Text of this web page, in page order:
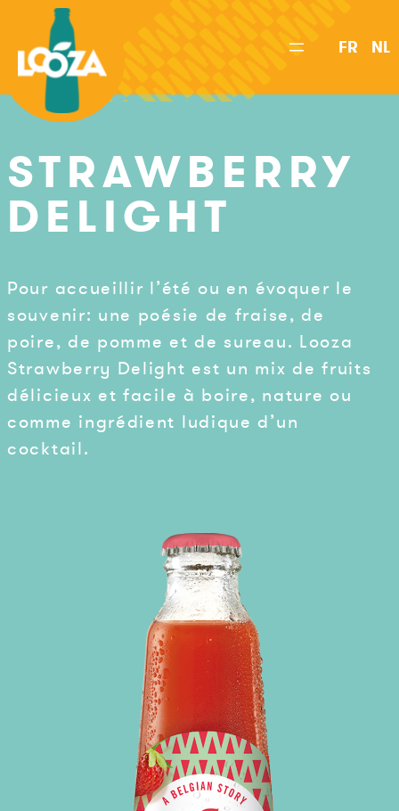
contenu
FR NL
STRAWBERRY
DELIGHT
Pour accueillir l’été ou en évoquer le
souvenir: une poésie de fraise, de
poire, de pomme et de sureau. Looza
Strawberry Delight est un mix de fruits
délicieux et facile à boire, nature ou
comme ingrédient ludique d’un
cocktail.